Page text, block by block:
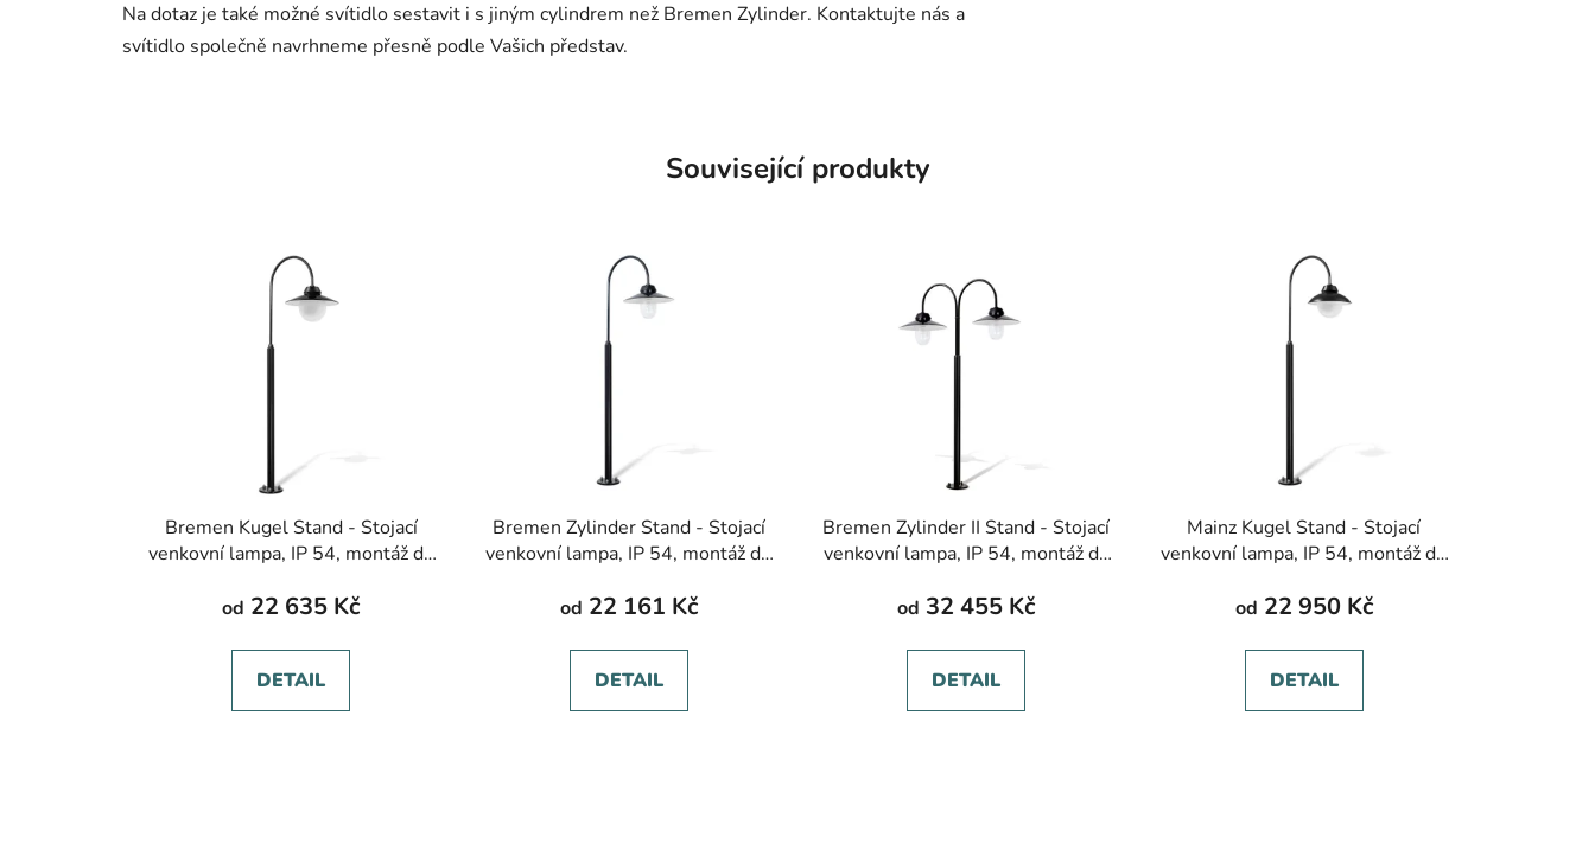
Na dotaz je také možné svítidlo sestavit i s jiným cylindrem než Bremen Zylinder. Kontaktujte nás a
svítidlo společně navrhneme přesně podle Vašich představ.
Související produkty
Bremen Kugel Stand - Stojací
venkovní lampa, IP 54, montáž do
2000 mm
od 22 635 Kč
DETAIL
Bremen Zylinder Stand - Stojací
venkovní lampa, IP 54, montáž do
2000 mm
od 22 161 Kč
DETAIL
Bremen Zylinder II Stand - Stojací
venkovní lampa, IP 54, montáž do
2000 mm
od 32 455 Kč
DETAIL
Mainz Kugel Stand - Stojací
venkovní lampa, IP 54, montáž do
2000 mm
od 22 950 Kč
DETAIL